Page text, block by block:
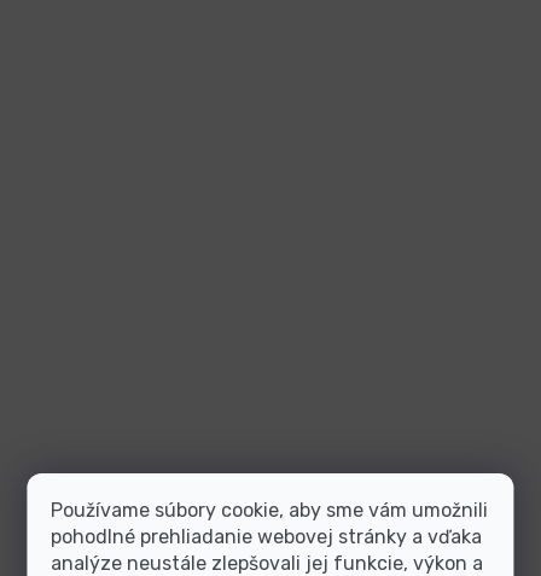
Používame súbory cookie, aby sme vám umožnili
pohodlné prehliadanie webovej stránky a vďaka
analýze neustále zlepšovali jej funkcie, výkon a